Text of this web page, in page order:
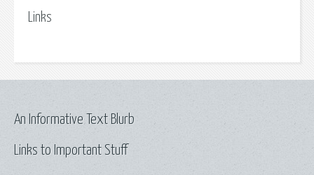
Links
Links to Important Stuff
An Informative Text Blurb